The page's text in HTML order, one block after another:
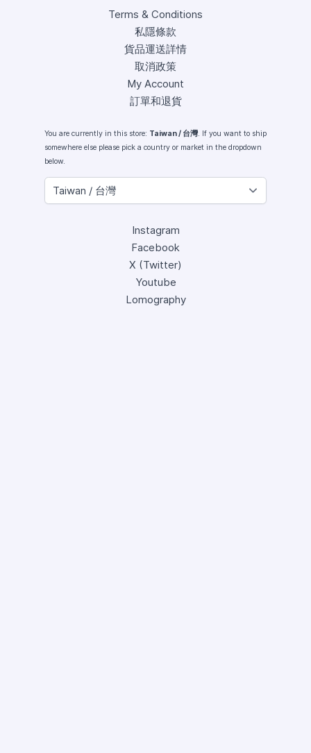
Terms & Conditions
私隱條款
貨品運送詳情
取消政策
My Account
訂單和退貨
You are currently in this store: Taiwan / 台灣 . If you want to ship
somewhere else please pick a country or market in the dropdown
below.
Instagram
Facebook
X (Twitter)
Youtube
Lomography